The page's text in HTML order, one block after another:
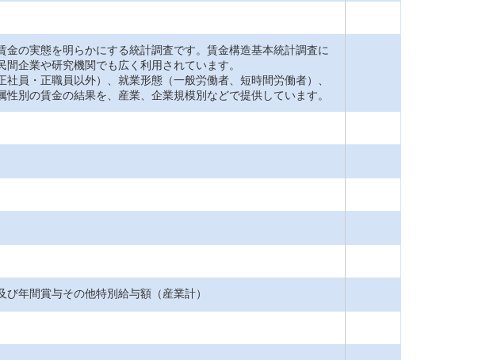
の実態を明らかにする統計調査です。賃金構造基本統計調査に
企業や研究機関でも広く利用されています。
員・正職員以外）、就業形態（一般労働者、短時間労働者）、
別の賃金の結果を、産業、企業規模別などで提供しています。
年間賞与その他特別給与額（産業計）